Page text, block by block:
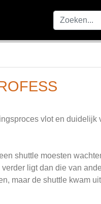
vlot en duidelijk
shuttle moesten
ligt dan die van
maar de shuttle kwam